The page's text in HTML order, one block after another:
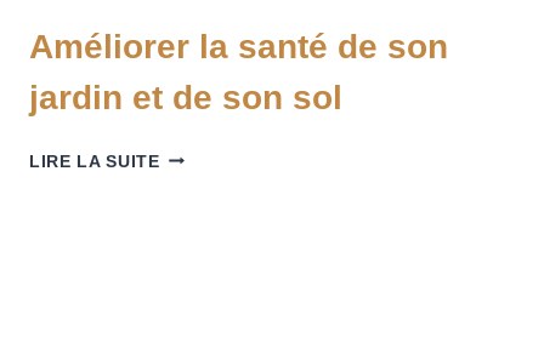
Améliorer la santé de son
jardin et de son sol
LIRE LA SUITE